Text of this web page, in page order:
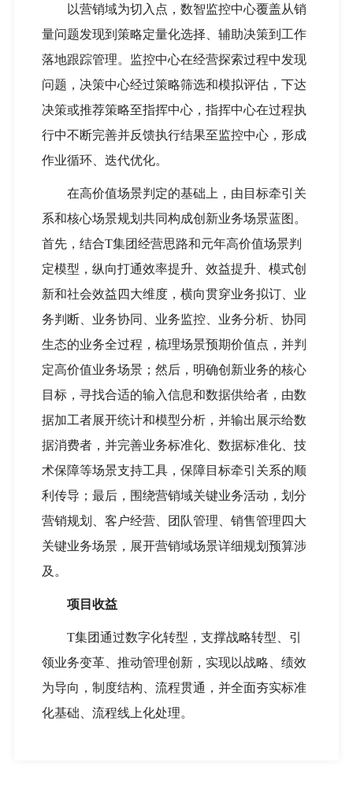
以营销域为切入点，数智监控中心覆盖从销
量问题发现到策略定量化选择、辅助决策到工作
落地跟踪管理。监控中心在经营探索过程中发现
问题，决策中心经过策略筛选和模拟评估，下达
决策或推荐策略至指挥中心，指挥中心在过程执
行中不断完善并反馈执行结果至监控中心，形成
作业循环、迭代优化。
在高价值场景判定的基础上，由目标牵引关
系和核心场景规划共同构成创新业务场景蓝图。
首先，结合T集团经营思路和元年高价值场景判
定模型，纵向打通效率提升、效益提升、模式创
新和社会效益四大维度，横向贯穿业务拟订、业
务判断、业务协同、业务监控、业务分析、协同
生态的业务全过程，梳理场景预期价值点，并判
定高价值业务场景；然后，明确创新业务的核心
目标，寻找合适的输入信息和数据供给者，由数
据加工者展开统计和模型分析，并输出展示给数
据消费者，并完善业务标准化、数据标准化、技
术保障等场景支持工具，保障目标牵引关系的顺
利传导；最后，围绕营销域关键业务活动，划分
营销规划、客户经营、团队管理、销售管理四大
关键业务场景，展开营销域场景详细规划预算涉
及。
项目收益
T集团通过数字化转型，支撑战略转型、引
领业务变革、推动管理创新，实现以战略、绩效
为导向，制度结构、流程贯通，并全面夯实标准
化基础、流程线上化处理。